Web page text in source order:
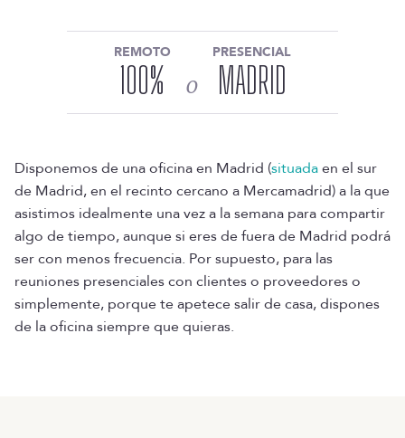
REMOTO
100% o
PRESENCIAL
MADRID
Disponemos de una oficina en Madrid (situadaen el sur
de Madrid, en el recinto cercano a Mercamadrid) a la que
asistimos idealmente una vez a la semana para compartir
algo de tiempo, aunque si eres de fuera de Madrid podrá
ser con menos frecuencia. Por supuesto, para las
reuniones presenciales con clientes o proveedores o
simplemente, porque te apetece salir de casa, dispones
de la oficina siempre que quieras.